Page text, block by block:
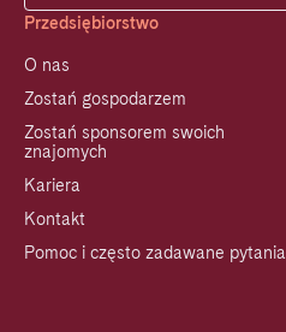
Przedsiębiorstwo
O nas
Zostań gospodarzem
Zostań sponsorem swoich
znajomych
Kariera
Kontakt
Pomoc i często zadawane pytania